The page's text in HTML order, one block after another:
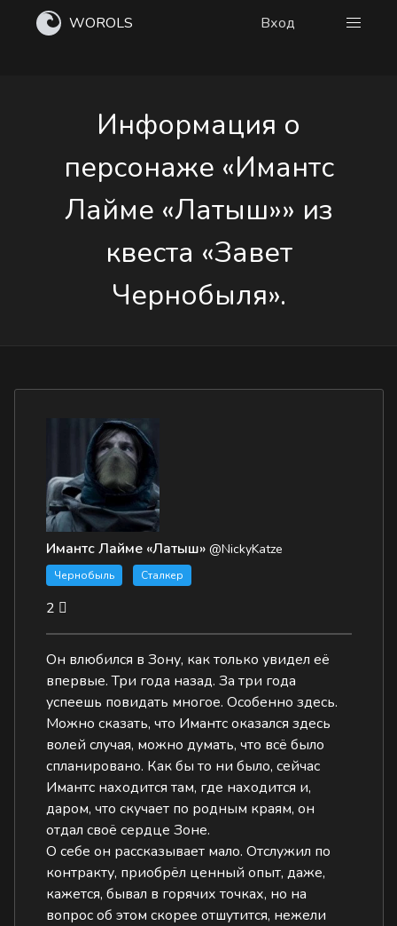
WOROLS Вход
Информация о
персонаже «Имантс
Лайме «Латыш»» из
квеста «Завет
Чернобыля».
Имантс Лайме «Латыш» @NickyKatze
Чернобыль Сталкер
2
Он влюбился в Зону, как только увидел её
впервые. Три года назад. За три года
успеешь повидать многое. Особенно здесь.
Можно сказать, что Имантс оказался здесь
волей случая, можно думать, что всё было
спланировано. Как бы то ни было, сейчас
Имантс находится там, где находится и,
даром, что скучает по родным краям, он
отдал своё сердце Зоне.
О себе он рассказывает мало. Отслужил по
контракту, приобрёл ценный опыт, даже,
кажется, бывал в горячих точках, но на
вопрос об этом скорее отшутится, нежели